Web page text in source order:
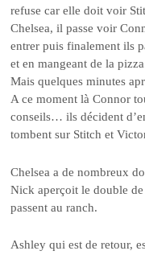
refuse car elle doit voir
Chelsea, il passe voir
entrer puis finalement ils
et en mangeant de la
Mais quelques minutes
A ce moment là Connor
conseils… ils décident
tombent sur Stitch et
Chelsea a de nombreux
Nick aperçoit le double de
passent au ranch.
Ashley qui est de retour,